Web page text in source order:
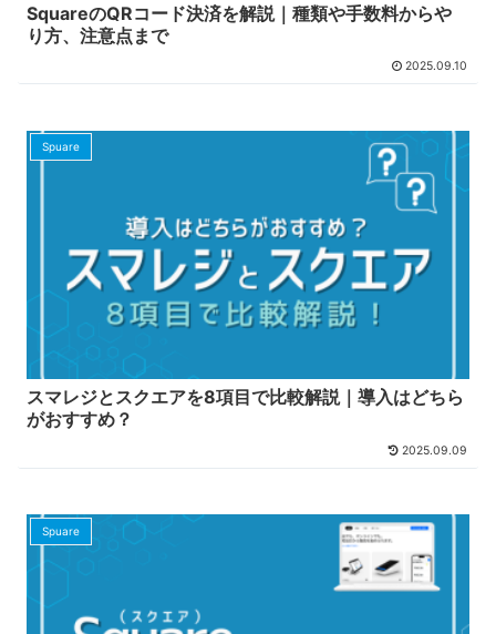
SquareのQRコード決済を解説｜種類や手数料からや
り方、注意点まで
2025.09.10
Spuare
スマレジとスクエアを8項目で比較解説｜導入はどちら
がおすすめ？
2025.09.09
Spuare